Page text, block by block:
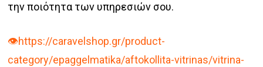
την ποιότητα των υπηρεσιών σου.
👁️https://caravelshop.gr/product-
category/epaggelmatika/aftokollita-vitrinas/vitrina-